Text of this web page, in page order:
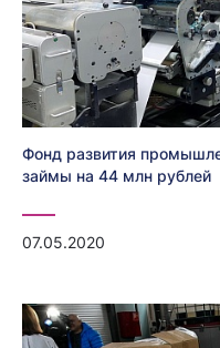
Фонд развития
займы на 44 млн рублей
07.05.2020